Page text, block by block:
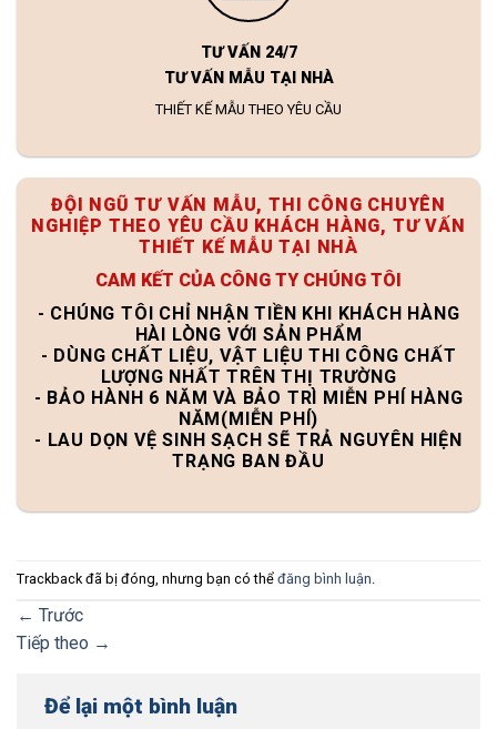
TƯ VẤN 24/7
TƯ VẤN MẪU TẠI NHÀ
THIẾT KẾ MẪU THEO YÊU CẦU
ĐỘI NGŨ TƯ VẤN MẪU, THI CÔNG CHUYÊN
NGHIỆP THEO YÊU CẦU KHÁCH HÀNG, TƯ VẤN
THIẾT KẾ MẪU TẠI NHÀ
CAM KẾT CỦA CÔNG TY CHÚNG TÔI
- CHÚNG TÔI CHỈ NHẬN TIỀN KHI KHÁCH HÀNG
HÀI LÒNG VỚI SẢN PHẨM
- DÙNG CHẤT LIỆU, VẬT LIỆU THI CÔNG CHẤT
LƯỢNG NHẤT TRÊN THỊ TRƯỜNG
- BẢO HÀNH 6 NĂM VÀ BẢO TRÌ MIỄN PHÍ HÀNG
NĂM(MIỄN PHÍ)
- LAU DỌN VỆ SINH SẠCH SẼ TRẢ NGUYÊN HIỆN
TRẠNG BAN ĐẦU
Trackback đã bị đóng, nhưng bạn có thể đăng bình luận
← Trước
Tiếp theo →
Để lại một bình luận